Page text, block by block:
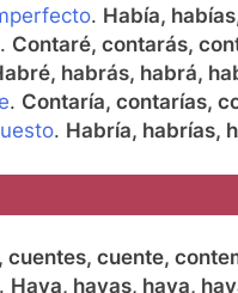
. Había,
. Contaré, contarás,
habrás, habrá,
. Contaría, contarías,
. Habría, habrías,
cuentes, cuente,
Haya, hayas, haya,